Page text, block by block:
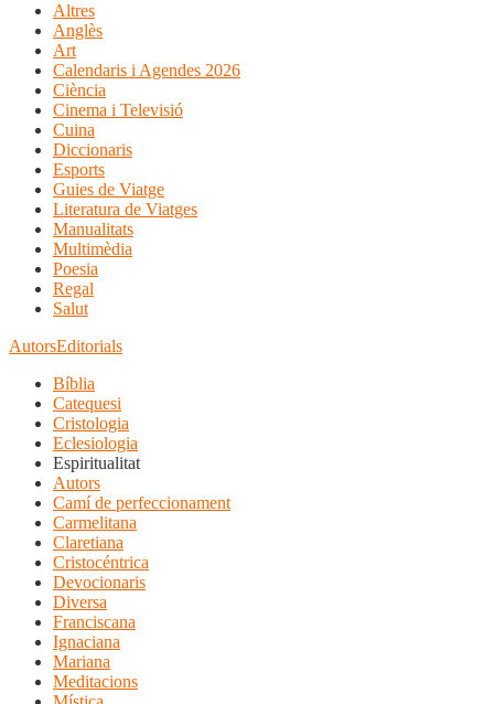
Altres
Anglès
Art
Calendaris i Agendes 2026
Ciència
Cinema i Televisió
Cuina
Diccionaris
Esports
Guies de Viatge
Literatura de Viatges
Manualitats
Multimèdia
Poesia
Regal
Salut
AutorsEditorials
Bíblia
Catequesi
Cristologia
Eclesiologia
Espiritualitat
Autors
Camí de perfeccionament
Carmelitana
Claretiana
Cristocéntrica
Devocionaris
Diversa
Franciscana
Ignaciana
Mariana
Meditacions